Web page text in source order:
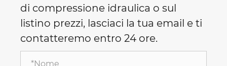
di compressione idraulica o sul
listino prezzi, lasciaci la tua email e ti
contatteremo entro 24 ore.